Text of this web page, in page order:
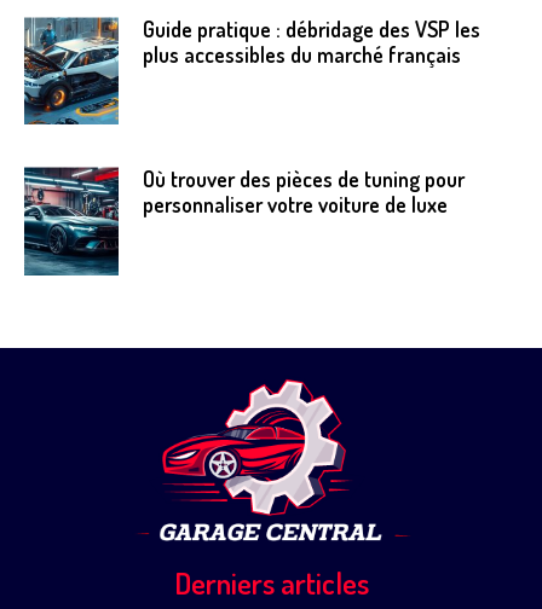
Guide pratique : débridage des VSP les
plus accessibles du marché français
Où trouver des pièces de tuning pour
personnaliser votre voiture de luxe
Derniers articles